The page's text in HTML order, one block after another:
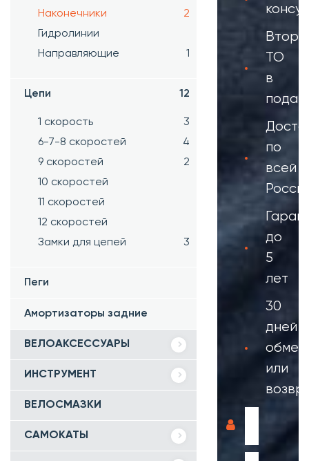
Наконечники
2
Гидролинии
Направляющие
1
Цепи 12
1 скорость
3
6-7-8 скоростей
4
9 скоростей
2
10 скоростей
11 скоростей
12 скоростей
Замки для цепей
3
Пеги
Амортизаторы задние
ВЕЛОАКСЕССУАРЫ
ИНСТРУМЕНТ
ВЕЛОСМАЗКИ
САМОКАТЫ
ТО
в
по
всей
до
5
лет
30
дней
или